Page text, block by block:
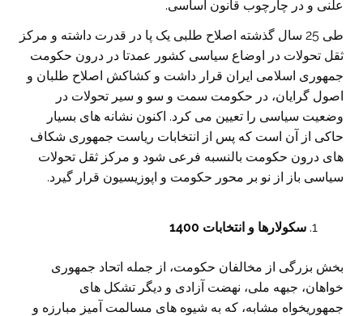
علنی و در چارچوب قانون اساسی.
طی 25 سال گذشته اصلاح طلبی یک پا در قدرت داشته و مرکز
ثقل تحولات در اوضاع سیاسی کشور عمدتا در درون حکومت
جمهوری اسلامی ایران قرار داشت و کشاکش اصلاح طلبان و
اصول گرایان، در حکومت سمت و سو و سیر تحولات در
وضعیت سیاسی را تعیین می کرد. اکنون نشانه های بسیار
حاکی از آن است که پس از انتخابات ریاست جمهوری شکاف
های درون حکومت بالنسبه فرعی شود و مرکز ثقل تحولات
سیاسی باز از نو بر محور حکومت و اپوزیسیون قرار گیرد.
سکولارها و انتخابات 1400
بخش بزرگی از مخالفان حکومت، از جمله اتحاد جمهوری
خواهان، جبهه ملی، نهضت آزادی و دیگر تشکل های
جمهوریخواه مشابه، که به شیوه های مسالمت آمیز مبارزه و